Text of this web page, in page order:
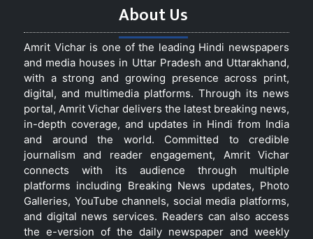
About Us
Amrit Vichar is one of the leading Hindi newspapers
and media houses in Uttar Pradesh and Uttarakhand,
with a strong and growing presence across print,
digital, and multimedia platforms. Through its news
portal, Amrit Vichar delivers the latest breaking news,
in-depth coverage, and updates in Hindi from India
and around the world. Committed to credible
journalism and reader engagement, Amrit Vichar
connects with its audience through multiple
platforms including Breaking News updates, Photo
Galleries, YouTube channels, social media platforms,
and digital news services. Readers can also access
the e-version of the daily newspaper and weekly